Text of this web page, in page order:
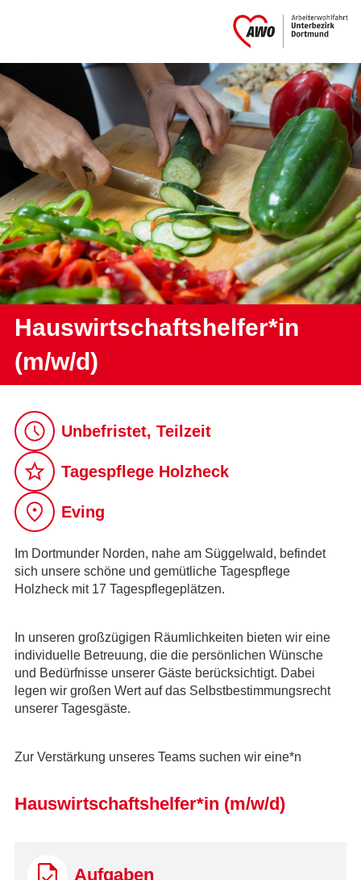
Hauswirtschaftshelfer*in
(m/w/d)
Unbefristet, Teilzeit
Tagespflege Holzheck
Eving
Im Dortmunder Norden, nahe am Süggelwald, befindet
sich unsere schöne und gemütliche Tagespflege
Holzheck mit 17 Tagespflegeplätzen.
In unseren großzügigen Räumlichkeiten bieten wir eine
individuelle Betreuung, die die persönlichen Wünsche
und Bedürfnisse unserer Gäste berücksichtigt. Dabei
legen wir großen Wert auf das Selbstbestimmungsrecht
unserer Tagesgäste.
Zur Verstärkung unseres Teams suchen wir eine*n
Hauswirtschaftshelfer*in (m/w/d)
Aufgaben